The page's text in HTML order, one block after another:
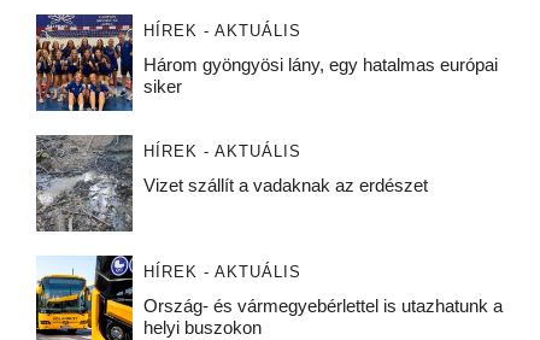
HÍREK - AKTUÁLIS
Három gyöngyösi lány, egy hatalmas európai
siker
HÍREK - AKTUÁLIS
Vizet szállít a vadaknak az erdészet
HÍREK - AKTUÁLIS
Ország- és vármegyebérlettel is utazhatunk a
helyi buszokon